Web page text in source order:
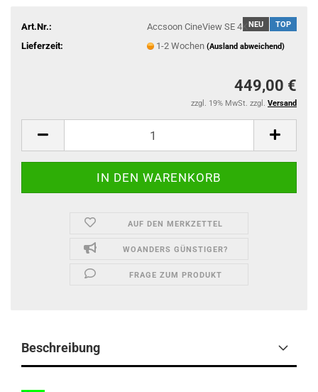
NEU TOP
Art.Nr.:
Accsoon CineView SE 4K
Lieferzeit:
1-2 Wochen (Ausland abweichend)
449,00 €
zzgl. 19% MwSt. zzgl. Versand
AUF DEN MERKZETTEL
WOANDERS GÜNSTIGER?
FRAGE ZUM PRODUKT
Beschreibung